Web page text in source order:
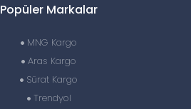
Popüler Markalar
MNG Kargo
Aras Kargo
Sürat Kargo
Trendyol